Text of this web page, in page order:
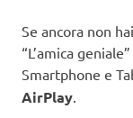
Se ancora non
“L’amica
Smartphone e
AirPlay.